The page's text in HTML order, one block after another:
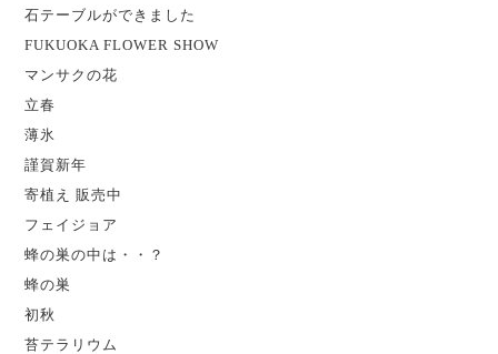
石テーブルができました
FUKUOKA FLOWER SHOW
マンサクの花
立春
薄氷
謹賀新年
寄植え 販売中
フェイジョア
蜂の巣の中は・・？
蜂の巣
初秋
苔テラリウム